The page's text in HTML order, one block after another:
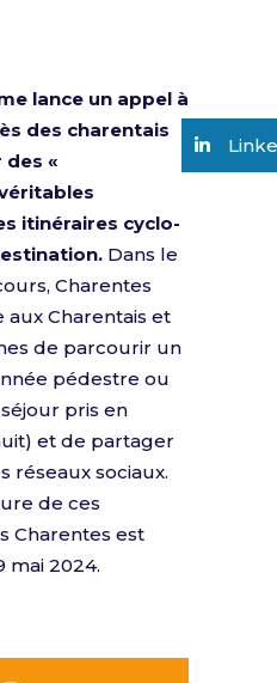
lance un appel à
des charentais
«
itinéraires cyclo-
Dans le
Charentes
Charentais et
de parcourir un
pédestre ou
pris en
et de partager
réseaux sociaux.
de ces
Charentes est
mai 2024.